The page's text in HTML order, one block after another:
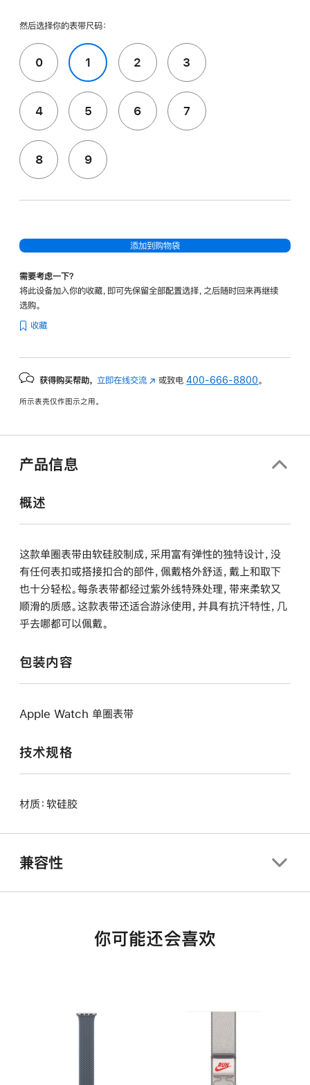
然后选择你的表带尺码：
0 1 2 3
4 5 6 7
8 9
添加到购物袋
需要考虑一下？
将此设备加入你的收藏，即可先保留全部配置选择，之后随时回来再继续
选购。
收藏
获得购买帮助， 立即在线交流 (在
中
或致电400-666-8800 。
所示表壳仅作图示之用。
产品信息
概述
这款单圈表带由软硅胶制成，采用富有弹性的独特设计，没
有任何表扣或搭接扣合的部件，佩戴格外舒适，戴上和取下
也十分轻松。每条表带都经过紫外线特殊处理，带来柔软又
顺滑的质感。这款表带还适合游泳使用，并具有抗汗特性，几
乎去哪都可以佩戴。
包装内容
Apple Watch 单圈表带
技术规格
材质：软硅胶
兼容性
你可能还会喜欢